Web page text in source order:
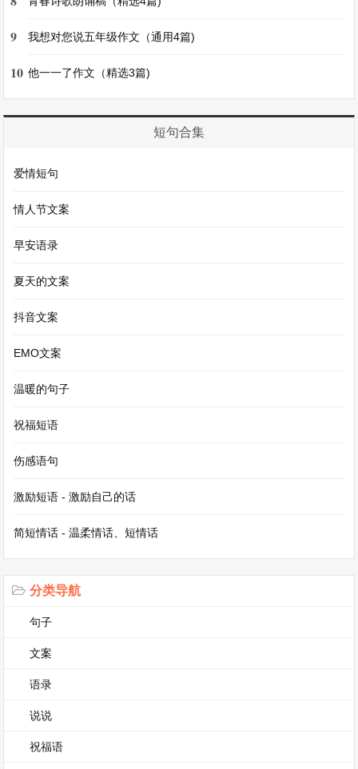
昆虫在花丛中忙碌的身影，小蜜蜂在花蕊间辛勤地
采蜜，蝴蝶在花朵上翩翩起舞，它们就像一群快乐
为我做的。秋千的绳子是用粗麻绳做的，座椅是一
手紧紧抓住绳子，然后请小伙伴帮忙推动。秋千越
荡越高，我感觉自己就像一只自由飞翔的小鸟，风
拂下，在鸟儿的歌声陪伴下，沉浸在书的世界里。
大自然的美好，可以尽情地玩耍，可以享受独处的
宁静。它承载着我无数的欢乐和美好的回忆，是我
院。
后院虽不大，却充满了生机与趣味。一进入后院，
首先映入眼帘的是那一片翠绿的草地。春天的时
探出脑袋，嫩绿嫩绿的，十分惹人喜爱。我常常会
在这片草地上席地而坐，捧起一本有趣的故事书，
在阳光的沐浴下津津有味地读着。微风轻轻拂过，
小草们随风摇曳，仿佛在为书中的故事鼓掌。
9 我想对您说五年级作文（通用4篇)
10 他一一了作文（精选3篇)
短句合集
爱情短句
情人节文案
早安语录
夏天的文案
抖音文案
EMO文案
温暖的句子
祝福短语
伤感语句
激励短语 - 激励自己的话
简短情话 - 温柔情话、短情话
分类导航
句子
文案
语录
说说
祝福语